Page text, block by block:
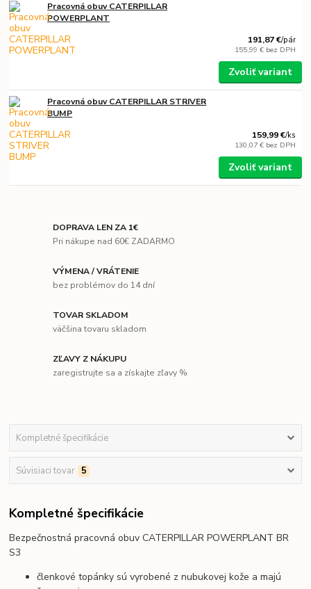
Pracovná obuv CATERPILLAR
POWERPLANT
191,87 €/pár
155,99 € bez DPH
Zvoliť variant
Pracovná obuv CATERPILLAR STRIVER
BUMP
159,99 €/ks
130,07 € bez DPH
Zvoliť variant
DOPRAVA LEN ZA 1€
Pri nákupe nad 60€ ZADARMO
VÝMENA / VRÁTENIE
bez problémov do 14 dní
TOVAR SKLADOM
väčšina tovaru skladom
ZĽAVY Z NÁKUPU
zaregistrujte sa a získajte zľavy %
Kompletné špecifikácie
Súvisiaci tovar 5
Kompletné špecifikácie
Bezpečnostná pracovná obuv CATERPILLAR POWERPLANT BR
S3
členkové topánky sú vyrobené z nubukovej kože a majú